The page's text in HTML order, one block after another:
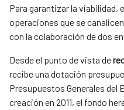
Para garantizar la viabilidad,
operaciones que se
con la colaboración de dos
Desde el punto de vista de
recibe una dotación
Presupuestos Generales del
creación en 2011, el fondo